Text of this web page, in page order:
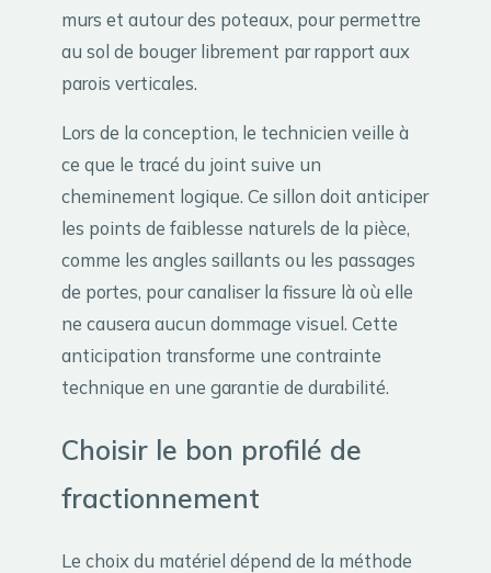
murs et autour des poteaux, pour permettre
au sol de bouger librement par rapport aux
parois verticales.
Lors de la conception, le technicien veille à
ce que le tracé du joint suive un
cheminement logique. Ce sillon doit anticiper
les points de faiblesse naturels de la pièce,
comme les angles saillants ou les passages
de portes, pour canaliser la fissure là où elle
ne causera aucun dommage visuel. Cette
anticipation transforme une contrainte
technique en une garantie de durabilité.
Choisir le bon profilé de
fractionnement
Le choix du matériel dépend de la méthode